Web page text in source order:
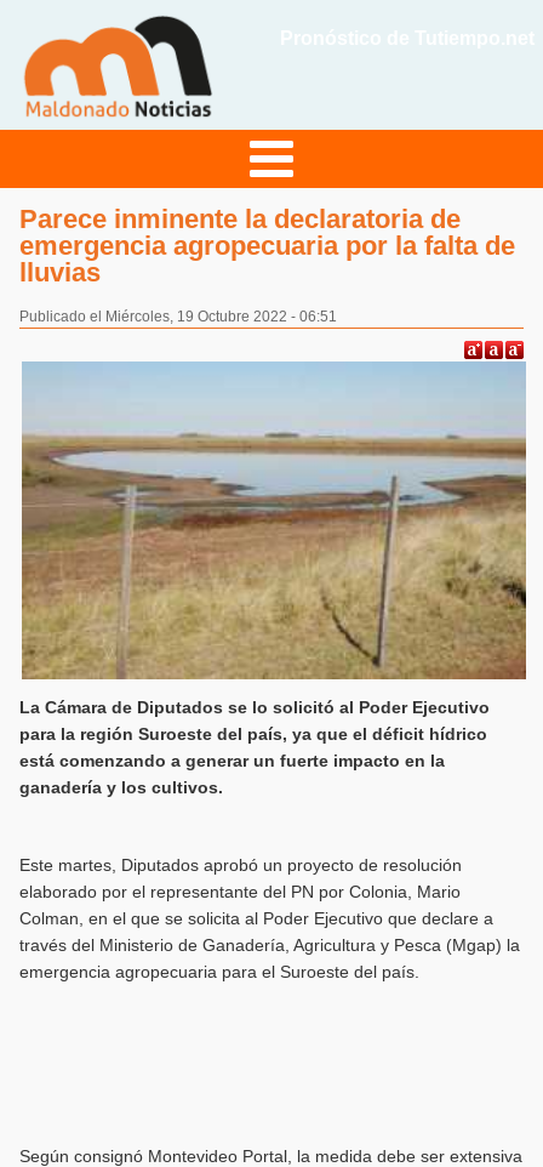
Parece inminente la declaratoria de
emergencia agropecuaria por la falta de
lluvias
Publicado el Miércoles, 19 Octubre 2022 - 06:51
La Cámara de Diputados se lo solicitó al Poder Ejecutivo
para la región Suroeste del país, ya que el déficit hídrico
está comenzando a generar un fuerte impacto en la
ganadería y los cultivos.
Este martes, Diputados aprobó un proyecto de resolución
elaborado por el representante del PN por Colonia, Mario
Colman, en el que se solicita al Poder Ejecutivo que declare a
través del Ministerio de Ganadería, Agricultura y Pesca (Mgap) la
emergencia agropecuaria para el Suroeste del país.
Según consignó Montevideo Portal, la medida debe ser extensiva